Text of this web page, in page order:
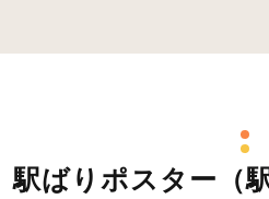
駅ばりポスター（